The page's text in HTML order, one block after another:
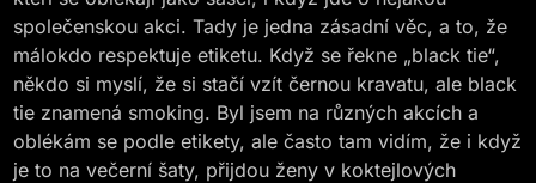
společenskou akci. Tady je jedna zásadní věc, a to, že
málokdo respektuje etiketu. Když se řekne „black tie“,
někdo si myslí, že si stačí vzít černou kravatu, ale black
tie znamená smoking. Byl jsem na různých akcích a
oblékám se podle etikety, ale často tam vidím, že i když
je to na večerní šaty, přijdou ženy v koktejlových